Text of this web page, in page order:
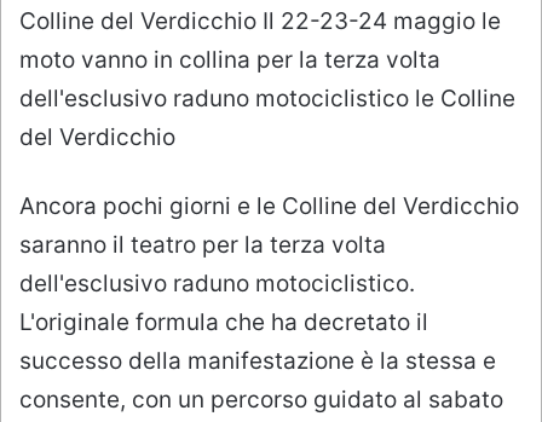
Colline del Verdicchio Il 22-23-24 maggio le
moto vanno in collina per la terza volta
dell'esclusivo raduno motociclistico le Colline
del Verdicchio
Ancora pochi giorni e le Colline del Verdicchio
saranno il teatro per la terza volta
dell'esclusivo raduno motociclistico.
L'originale formula che ha decretato il
successo della manifestazione è la stessa e
consente, con un percorso guidato al sabato